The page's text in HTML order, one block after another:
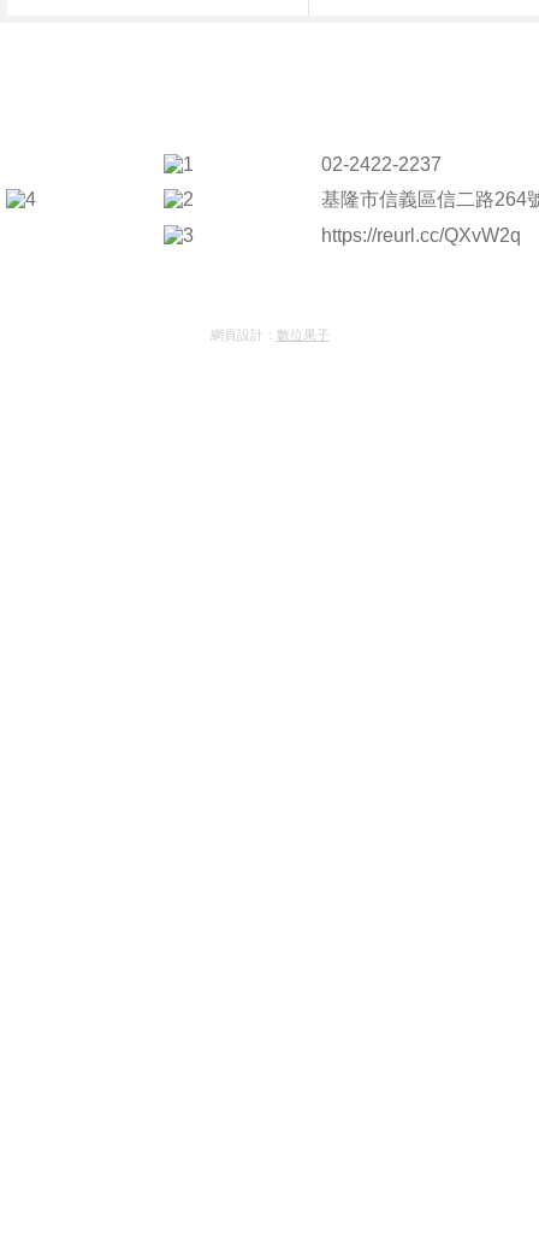
02-2422-2237
基隆市信義區信二路264
https://reurl.cc/QXvW2q
網頁設計： 數位果子